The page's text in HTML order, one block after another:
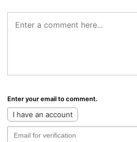
Enter your email to comment.
I have an account